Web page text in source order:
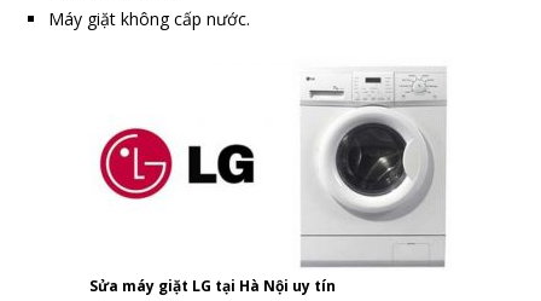
Máy giặt không cấp nước.
Sửa máy giặt LG tại Hà Nội uy tín